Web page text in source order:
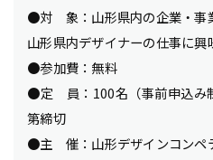
●対 象：山形県内の企業・事
山形県内デザイナーの仕事に興
●参加費：無料
●定 員：100名（事前申込み
第締切
●主 催：山形デザインコンペ